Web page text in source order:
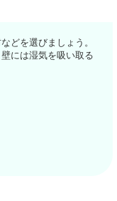
どを選びましょう。
には湿気を吸い取る